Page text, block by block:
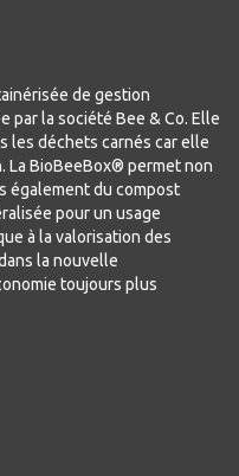
de gestion
par la société Bee & Co. Elle
les déchets carnés car elle
La BioBeeBox® permet non
également du compost
pour un usage
à la valorisation des
la nouvelle
toujours plus